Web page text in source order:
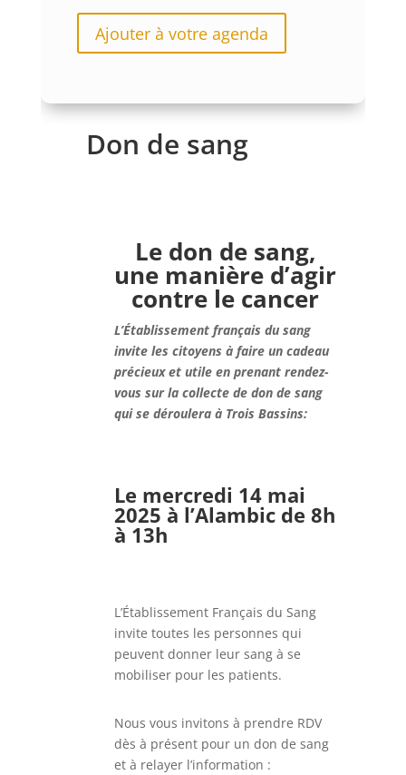
Ajouter à votre agenda
Don de sang
Le don de sang,
une manière d’agir
contre le cancer
L’Établissement français du sang
invite les citoyens à faire un cadeau
précieux et utile en prenant rendez-
vous sur la collecte de don de sang
qui se déroulera à Trois Bassins:
Le mercredi 14 mai
2025 à l’Alambic de 8h
à 13h
L’Établissement Français du Sang
invite toutes les personnes qui
peuvent donner leur sang à se
mobiliser pour les patients.
Nous vous invitons à prendre RDV
dès à présent pour un don de sang
et à relayer l’information :